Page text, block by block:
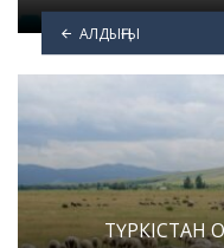
АЛДЫҢҒЫ